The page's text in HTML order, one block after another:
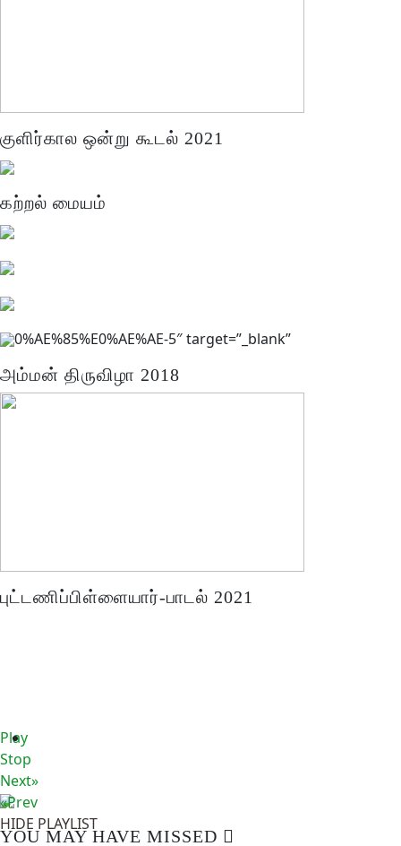
குளிர்கால ஒன்று கூடல் 2021
கற்றல் மையம்
0%AE%85%E0%AE%AE-5″ target=”_blank”
அம்மன் திருவிழா 2018
புட்டணிப்பிள்ளையார்-பாடல் 2021
Play
Stop
Next»
«Prev
HIDE PLAYLIST
YOU MAY HAVE MISSED